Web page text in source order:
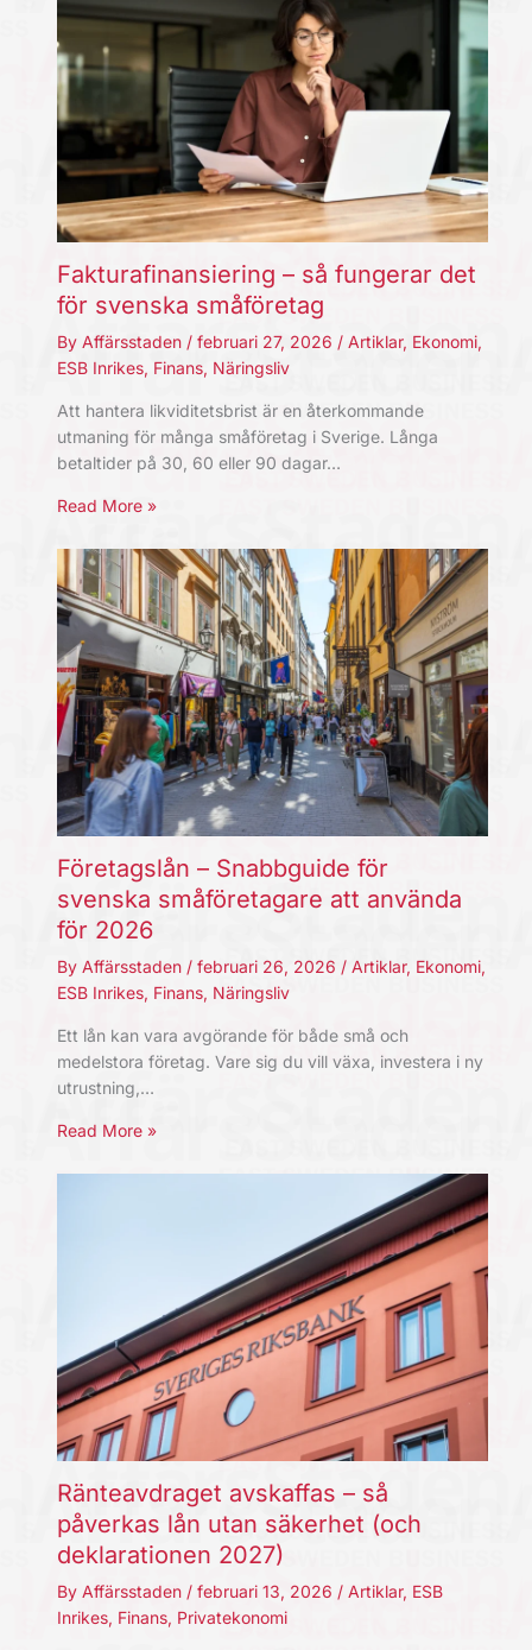
Fakturafinansiering – så fungerar det
för svenska småföretag
By Affärsstaden / februari 27, 2026 / Artiklar, Ekonomi,
ESB Inrikes, Finans, Näringsliv
Att hantera likviditetsbrist är en återkommande
utmaning för många småföretag i Sverige. Långa
betaltider på 30, 60 eller 90 dagar…
Read More »
Företagslån – Snabbguide för
svenska småföretagare att använda
för 2026
By Affärsstaden / februari 26, 2026 / Artiklar, Ekonomi,
ESB Inrikes, Finans, Näringsliv
Ett lån kan vara avgörande för både små och
medelstora företag. Vare sig du vill växa, investera i ny
utrustning,…
Read More »
Ränteavdraget avskaffas – så
påverkas lån utan säkerhet (och
deklarationen 2027)
By Affärsstaden / februari 13, 2026 / Artiklar, ESB
Inrikes, Finans, Privatekonomi